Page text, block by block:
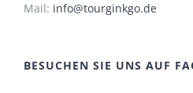
Mail: info@tourginkgo.de
BESUCHEN SIE UNS AUF